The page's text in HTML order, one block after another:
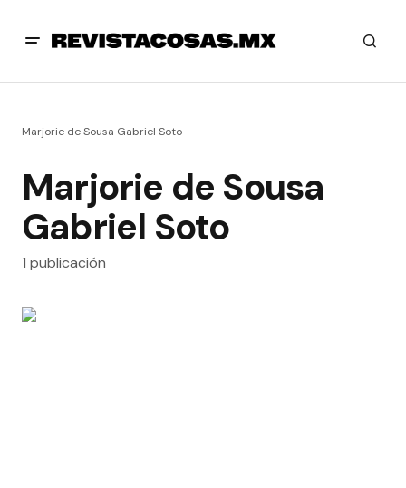
Marjorie de Sousa Gabriel Soto
Marjorie de Sousa
Gabriel Soto
1 publicación